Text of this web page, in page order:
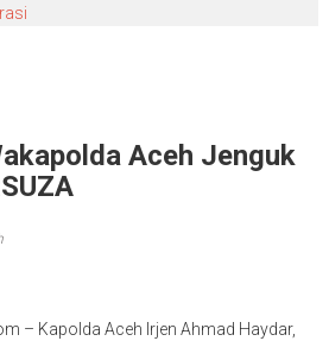
Aceh Jenguk
– Kapolda Aceh Irjen Ahmad Haydar,